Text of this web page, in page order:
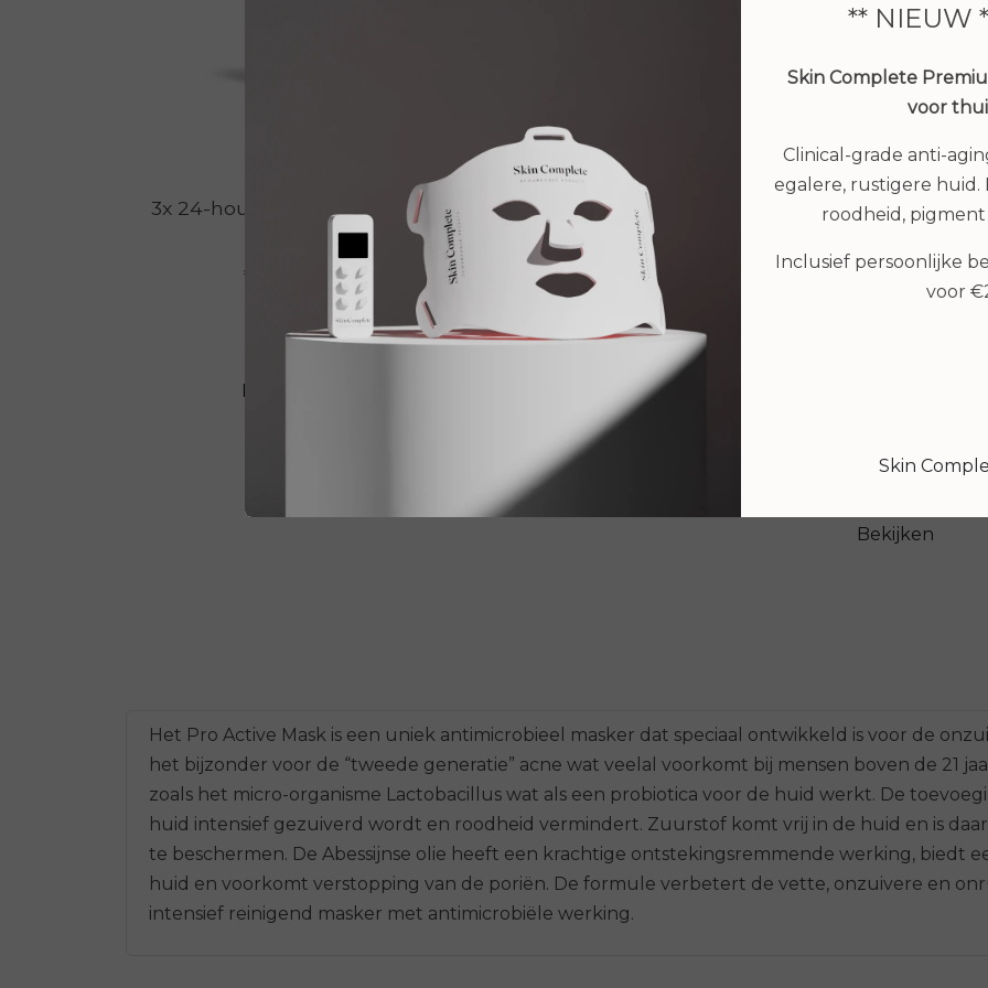
3x 24-hour Skin Balancing
€ 127,20
Bekijken
Skin Shield spf50 - 60 ml
€ 59,00
€ 62,00
Bekijken
Het Pro Active Mask is een uniek antimicrobieel masker dat speciaal ontwikkeld is voor de
het bijzonder voor de “tweede generatie” acne wat veelal voorkomt bij mensen boven de 21
zoals het micro-organisme Lactobacillus wat als een probiotica voor de huid werkt. De
huid intensief gezuiverd wordt en roodheid vermindert. Zuurstof komt vrij in de huid en is
te beschermen. De Abessijnse olie heeft een krachtige ontstekingsremmende werking, biedt
huid en voorkomt verstopping van de poriën. De formule verbetert de vette, onzuivere en
intensief reinigend masker met antimicrobiële werking.
** NIEUW
Skin Complete
voor
Clinical-grade anti-
egalere, rustigere huid.
roodheid,
Inclusief persoonlijke
voor
Skin